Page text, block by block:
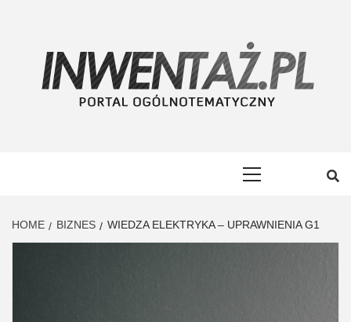
HOME BIZNES WIEDZA ELEKTRYKA – UPRAWNIENIA G1